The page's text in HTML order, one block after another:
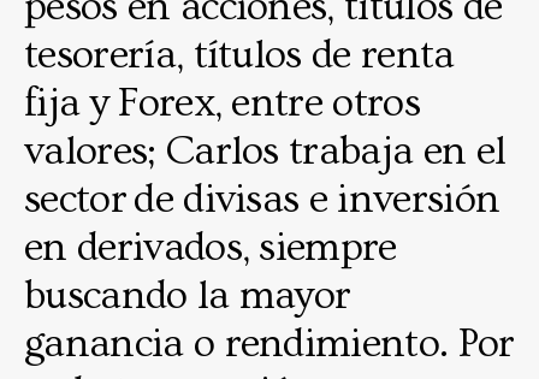
tesorería, títulos de renta
fija y Forex, entre otros
valores; Carlos trabaja en el
sector de divisas e inversión
en derivados, siempre
buscando la mayor
ganancia o rendimiento. Por